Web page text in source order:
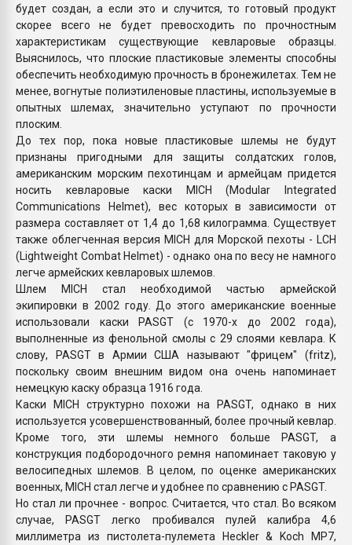
будет создан, а если это и случится, то готовый продукт
скорее всего не будет превосходить по прочностным
характеристикам существующие кевларовые образцы.
Выяснилось, что плоские пластиковые элементы способны
обеспечить необходимую прочность в бронежилетах. Тем не
менее, вогнутые полиэтиленовые пластины, используемые в
опытных шлемах, значительно уступают по прочности
плоским.
До тех пор, пока новые пластиковые шлемы не будут
признаны пригодными для защиты солдатских голов,
американским морским пехотинцам и армейцам придется
носить кевларовые каски MICH (Modular Integrated
Communications Helmet), вес которых в зависимости от
размера составляет от 1,4 до 1,68 килограмма. Существует
также облегченная версия MICH для Морской пехоты - LCH
(Lightweight Combat Helmet) - однако она по весу не намного
легче армейских кевларовых шлемов.
Шлем MICH стал необходимой частью армейской
экипировки в 2002 году. До этого американские военные
использовали каски PASGT (с 1970-х до 2002 года),
выполненные из фенольной смолы с 29 слоями кевлара. К
слову, PASGT в Армии США называют "фрицем" (fritz),
поскольку своим внешним видом она очень напоминает
немецкую каску образца 1916 года.
Каски MICH структурно похожи на PASGT, однако в них
используется усовершенствованный, более прочный кевлар.
Кроме того, эти шлемы немного больше PASGT, а
конструкция подбородочного ремня напоминает таковую у
велосипедных шлемов. В целом, по оценке американских
военных, MICH стал легче и удобнее по сравнению с PASGT.
Но стал ли прочнее - вопрос. Считается, что стал. Во всяком
случае, PASGT легко пробивался пулей калибра 4,6
миллиметра из пистолета-пулемета Heckler & Koch MP7,